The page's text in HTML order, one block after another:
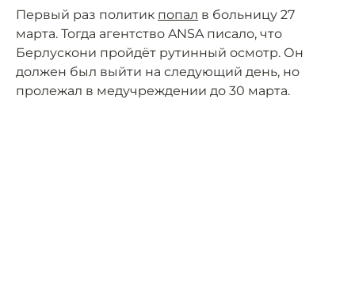
Первый раз политик попал в больницу 27
марта. Тогда агентство ANSA писало, что
Берлускони пройдёт рутинный осмотр. Он
должен был выйти на следующий день, но
пролежал в медучреждении до 30 марта.